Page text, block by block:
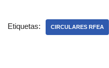
Etiquetas: CIRCULARES RFEA